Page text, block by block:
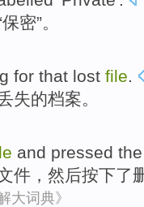
密”。
for that lost file.
失的档案。
and pressed
件 ， 然后按下了
大词典》